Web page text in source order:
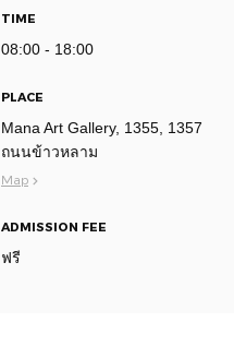
TIME
08:00 - 18:00
PLACE
Mana Art Gallery, 1355, 1357
ถนนข้าวหลาม
Map
ADMISSION FEE
ฟรี